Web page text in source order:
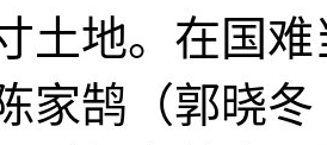
土地。在国
家鹄（郭晓